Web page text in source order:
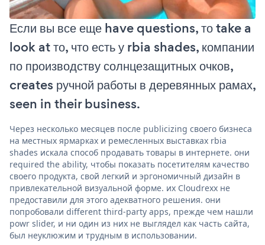
Если вы все еще have questions, то take a
look at то, что есть у rbia shades, компании
по производству солнцезащитных очков,
creates ручной работы в деревянных рамах,
seen in their business.
Через несколько месяцев после publicizing своего бизнеса
на местных ярмарках и ремесленных выставках rbia
shades искала способ продавать товары в интернете. они
required the ability, чтобы показать посетителям качество
своего продукта, свой легкий и эргономичный дизайн в
привлекательной визуальной форме. их Cloudrexx не
предоставили для этого адекватного решения. они
попробовали different third-party apps, прежде чем нашли
powr slider, и ни один из них не выглядел как часть сайта,
был неуклюжим и трудным в использовании.